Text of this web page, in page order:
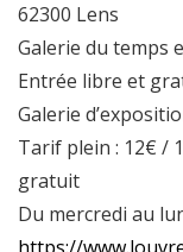
62300 Lens
Galerie du temps
Entrée libre et
Galerie
Tarif plein : 12€ /
gratuit
Du mercredi au